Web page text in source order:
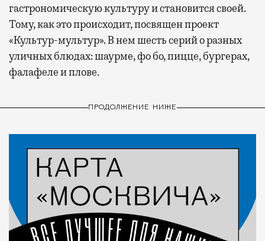
гастрономическую культуру и становится своей.
Тому, как это происходит, посвящен проект
«Культур-мультур». В нем шесть серий о разных
уличных блюдах: шаурме, фо бо, пицце, бургерах,
фалафеле и плове.
ПРОДОЛЖЕНИЕ НИЖЕ